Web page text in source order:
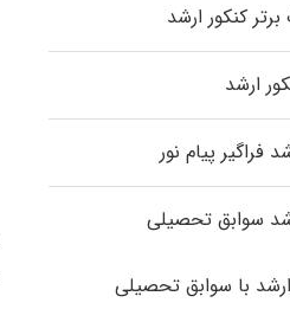
برتر کنکور ارشد
ارشد
فراگیر پیام نور
سوابق تحصیلی
با سوابق تحصیلی